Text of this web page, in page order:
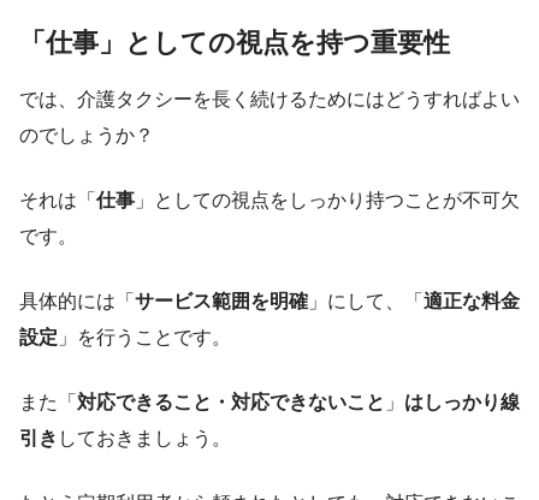
「仕事」としての視点を持つ重要性
では、介護タクシーを長く続けるためにはどうすればよい
のでしょうか？
それは「 仕事 」としての視点をしっかり持つことが不可欠
です。
具体的には「 サービス範囲を明確 」にして、「 適正な料金
設定 」を行うことです。
また「 対応できること・対応できないこと 」 はしっかり線
引き しておきましょう。